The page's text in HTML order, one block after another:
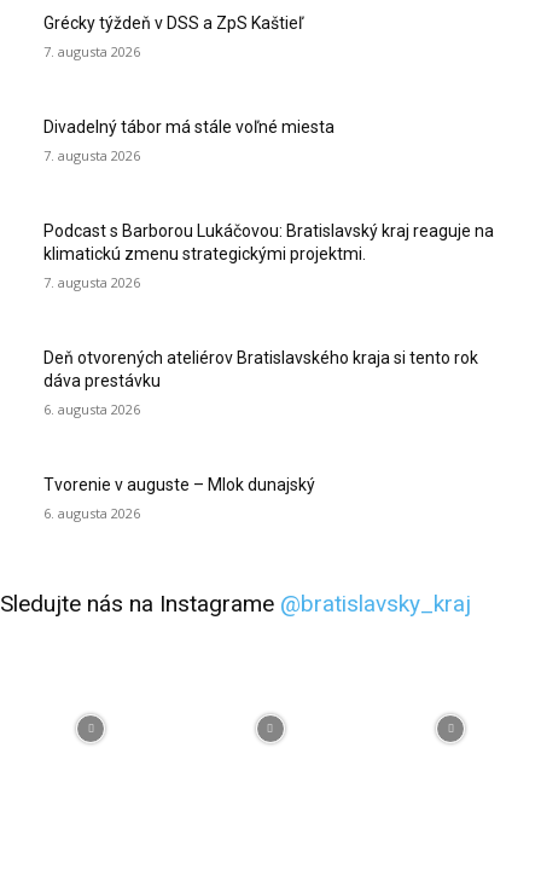
Grécky týždeň v DSS a ZpS Kaštieľ
7. augusta 2026
Divadelný tábor má stále voľné miesta
7. augusta 2026
Podcast s Barborou Lukáčovou: Bratislavský kraj reaguje na
klimatickú zmenu strategickými projektmi.
7. augusta 2026
Deň otvorených ateliérov Bratislavského kraja si tento rok
dáva prestávku
6. augusta 2026
Tvorenie v auguste – Mlok dunajský
6. augusta 2026
Sledujte nás na Instagrame @bratislavsky_kraj